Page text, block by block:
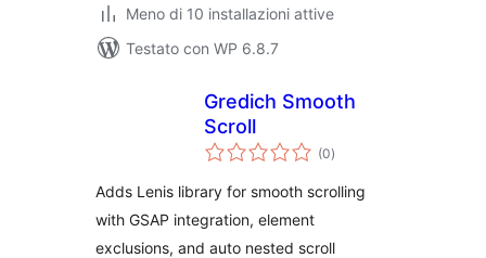
Meno di 10 installazioni attive
Testato con WP 6.8.7
Gredich Smooth
Scroll
(0valutazioni
totali
)
Adds Lenis library for smooth scrolling
with GSAP integration, element
exclusions, and auto nested scroll